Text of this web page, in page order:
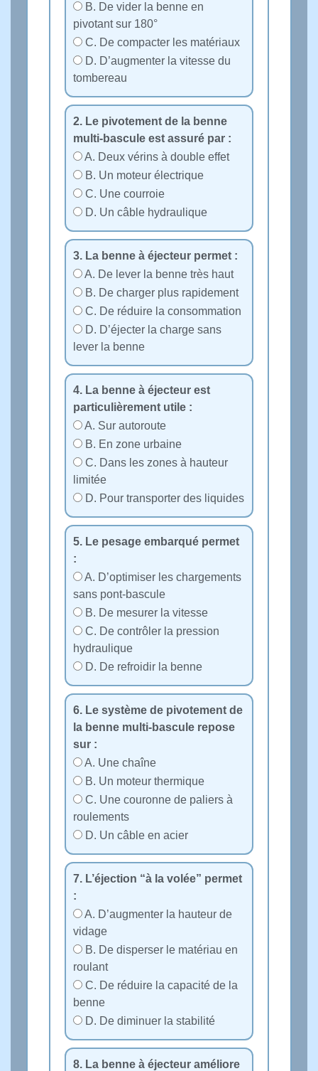
B. De vider la benne en
pivotant sur 180°
C. De compacter les matériaux
D. D’augmenter la vitesse du
tombereau
2. Le pivotement de la benne
multi‑bascule est assuré par :
A. Deux vérins à double effet
B. Un moteur électrique
C. Une courroie
D. Un câble hydraulique
3. La benne à éjecteur permet :
A. De lever la benne très haut
B. De charger plus rapidement
C. De réduire la consommation
D. D’éjecter la charge sans
lever la benne
4. La benne à éjecteur est
particulièrement utile :
A. Sur autoroute
B. En zone urbaine
C. Dans les zones à hauteur
limitée
D. Pour transporter des liquides
5. Le pesage embarqué permet
:
A. D’optimiser les chargements
sans pont‑bascule
B. De mesurer la vitesse
C. De contrôler la pression
hydraulique
D. De refroidir la benne
6. Le système de pivotement de
la benne multi‑bascule repose
sur :
A. Une chaîne
B. Un moteur thermique
C. Une couronne de paliers à
roulements
D. Un câble en acier
7. L’éjection “à la volée” permet
:
A. D’augmenter la hauteur de
vidage
B. De disperser le matériau en
roulant
C. De réduire la capacité de la
benne
D. De diminuer la stabilité
8. La benne à éjecteur améliore